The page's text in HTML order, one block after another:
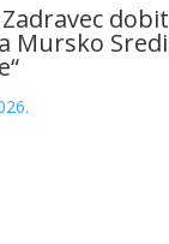
Zadravec
Mursko